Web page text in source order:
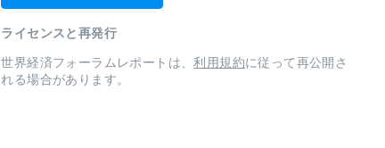
ライセンスと再発行
世界経済フォーラムレポートは、利用規約に従って再公開さ
れる場合があります。